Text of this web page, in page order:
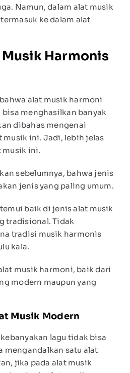
Namun, dalam alat musik
ke dalam alat
Harmonis
alat musik harmoni
menghasilkan banyak
dibahas mengenai
ini. Jadi, lebih jelas
musik ini.
sebelumnya, bahwa jenis
jenis yang paling umum.
baik di jenis alat musik
tradisional. Tidak
tradisi musik harmonis
kala.
musik harmoni, baik dari
modern maupun yang
Musik Modern
lagu tidak bisa
mengandalkan satu alat
jika pada alat musik